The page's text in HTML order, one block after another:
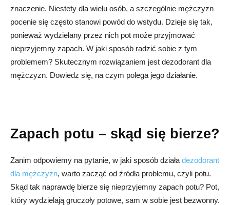
znaczenie. Niestety dla wielu osób, a szczególnie mężczyzn
pocenie się często stanowi powód do wstydu. Dzieje się tak,
ponieważ wydzielany przez nich pot może przyjmować
nieprzyjemny zapach. W jaki sposób radzić sobie z tym
problemem? Skutecznym rozwiązaniem jest dezodorant dla
mężczyzn. Dowiedz się, na czym polega jego działanie.
Zapach potu – skąd się bierze?
Zanim odpowiemy na pytanie, w jaki sposób działa dezodorant
dla mężczyzn, warto zacząć od źródła problemu, czyli potu.
Skąd tak naprawdę bierze się nieprzyjemny zapach potu? Pot,
który wydzielają gruczoły potowe, sam w sobie jest bezwonny.